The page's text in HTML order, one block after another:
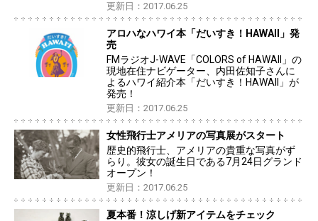
更新日：2017.06.25
アロハなハワイ本「だいすき！HAWAII」発
売
FMラジオJ-WAVE「COLORS of HAWAII」の
現地在住ナビゲーター、内田佐知子さんに
よるハワイ紹介本「だいすき！HAWAII」が
発売！
更新日：2017.06.25
女性飛行士アメリアの写真展がスタート
歴史的飛行士、アメリアの貴重な写真がず
らり。彼女の誕生日である7月24日グランド
オープン！
更新日：2017.06.25
夏本番！涼しげ新アイテムをチェック